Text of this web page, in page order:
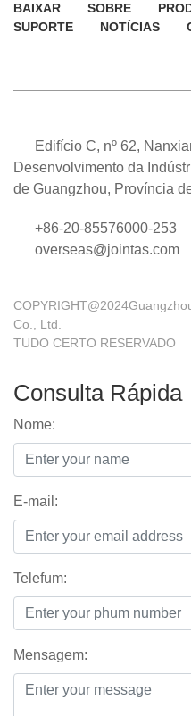
BAIXAR SOBRE
SUPORTE
NOTÍCIAS
Edifício C, nº 62,
Desenvolvimento da
de Guangzhou, Província
+86-20-85576000-253
overseas@jointas.com
Co., Ltd.
TUDO CERTO RESERVADO
Consulta Rápida
Nome:
E-mail:
Telefum:
Mensagem: